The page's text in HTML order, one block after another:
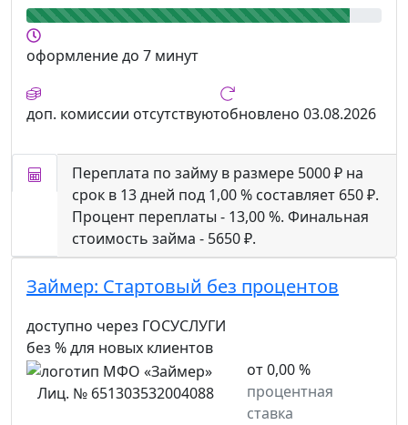
оформлениедо 7 минут
доп. комиссии отсутствуютобновлено 03.08.2026
Переплата по займу в размере 5000 ₽ на
срок в 13 дней под 1,00 % составляет 650 ₽.
Процент переплаты - 13,00 %. Финальная
стоимость займа - 5650 ₽.
Займер: Стартовый без процентов
доступно через ГОСУСЛУГИ
без % для новых клиентов
Лиц. № 651303532004088
от 0,00 %
процентная
ставка